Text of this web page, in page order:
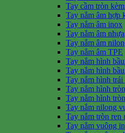
Tay cầm tròn
Tay nắm âm hợp
Tay nắm âm inox
Tay nắm âm nhựa
Tay nắm âm
Tay nắm âm TPE
Tay nắm hình
Tay nắm hình
Tay nắm hình
Tay nắm hình
Tay nắm hình
Tay nắm nilong
Tay nắm tròn ren
Tay nắm vuông